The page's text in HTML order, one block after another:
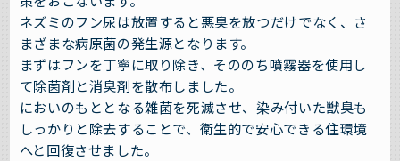
ネズミのフン尿は放置すると悪臭を放つだけでなく、さ
まざまな病原菌の発生源となります。
まずはフンを丁寧に取り除き、そののち噴霧器を使用し
て除菌剤と消臭剤を散布しました。
においのもととなる雑菌を死滅させ、染み付いた獣臭も
しっかりと除去することで、衛生的で安心できる住環境
へと回復させました。